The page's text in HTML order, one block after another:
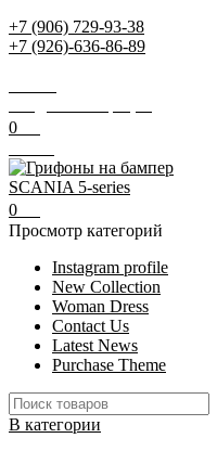
+7 (906) 729-93-38
+7 (926)-636-86-89
0
0
Просмотр категорий
Instagram profile
New Collection
Woman Dress
Contact Us
Latest News
Purchase Theme
В категории